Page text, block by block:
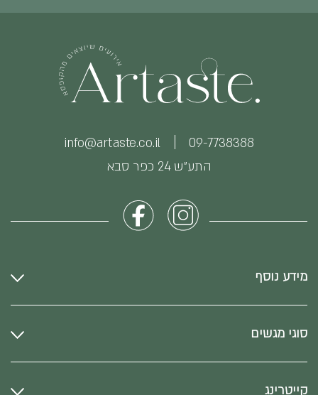
התע״ש 24 כפר סבא
09-7738388
info@artaste.co.il
מידע נוסף
סוגי מגשים
קייטרינג